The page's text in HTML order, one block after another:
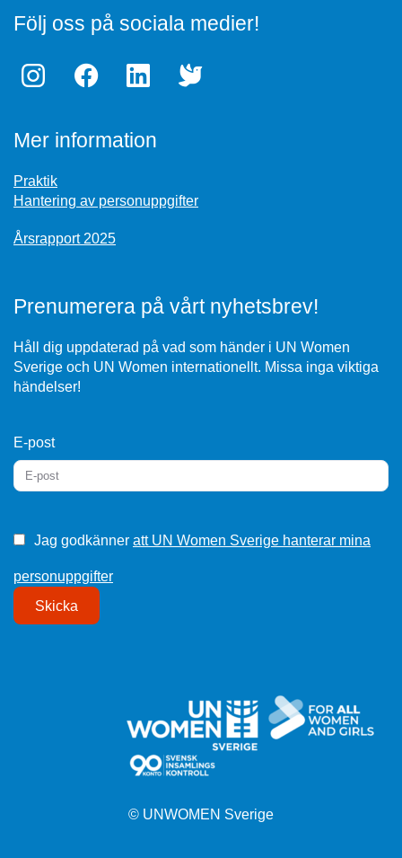
Följ oss på sociala medier!
Mer information
Praktik
Hantering av personuppgifter
Årsrapport 2025
Prenumerera på vårt nyhetsbrev!
Håll dig uppdaterad på vad som händer i UN Women
Sverige och UN Women internationellt. Missa inga viktiga
händelser!
E-post
Jag godkänner att UN Women Sverige hanterar mina
personuppgifter
Skicka
© UNWOMEN Sverige